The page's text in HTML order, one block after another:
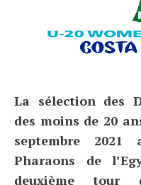
La sélection des
des moins de 20
septembre 2021
Pharaons de
deuxième tour